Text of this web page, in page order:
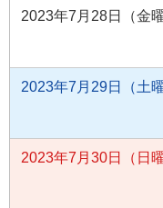
2023年7月28日（金曜
2023年7月29日（土曜
2023年7月30日（日曜